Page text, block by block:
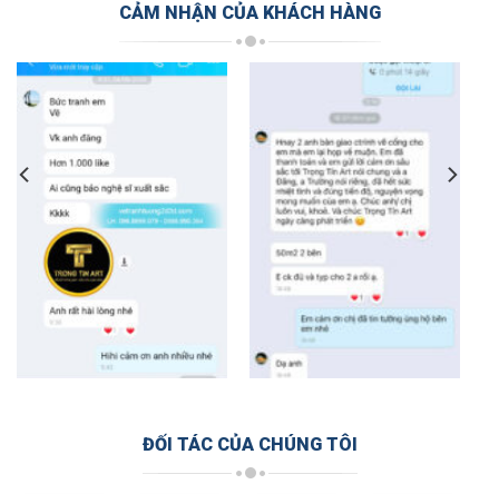
CẢM NHẬN CỦA KHÁCH HÀNG
ĐỐI TÁC CỦA CHÚNG TÔI